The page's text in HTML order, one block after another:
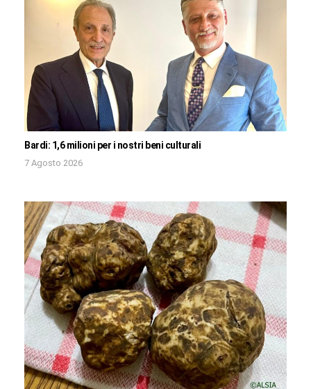
Bardi: 1,6 milioni per i nostri beni culturali
7 Agosto 2026